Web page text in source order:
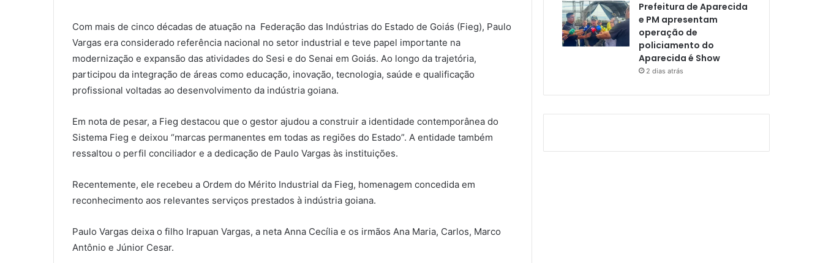
Com mais de cinco décadas de atuação na Federação das Indústrias do Estado de Goiás (Fieg), Paulo
Vargas era considerado referência nacional no setor industrial e teve papel importante na
modernização e expansão das atividades do Sesi e do Senai em Goiás. Ao longo da trajetória,
participou da integração de áreas como educação, inovação, tecnologia, saúde e qualificação
profissional voltadas ao desenvolvimento da indústria goiana.
Em nota de pesar, a Fieg destacou que o gestor ajudou a construir a identidade contemporânea do
Sistema Fieg e deixou “marcas permanentes em todas as regiões do Estado”. A entidade também
ressaltou o perfil conciliador e a dedicação de Paulo Vargas às instituições.
Recentemente, ele recebeu a Ordem do Mérito Industrial da Fieg, homenagem concedida em
reconhecimento aos relevantes serviços prestados à indústria goiana.
Paulo Vargas deixa o filho Irapuan Vargas, a neta Anna Cecília e os irmãos Ana Maria, Carlos, Marco
Antônio e Júnior Cesar.
Prefeitura de Aparecida
e PM apresentam
operação de
policiamento do
Aparecida é Show
2 dias atrás